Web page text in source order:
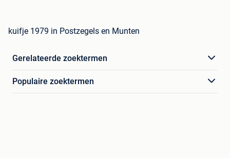
kuifje 1979 in Postzegels en Munten
Gerelateerde zoektermen
Populaire zoektermen